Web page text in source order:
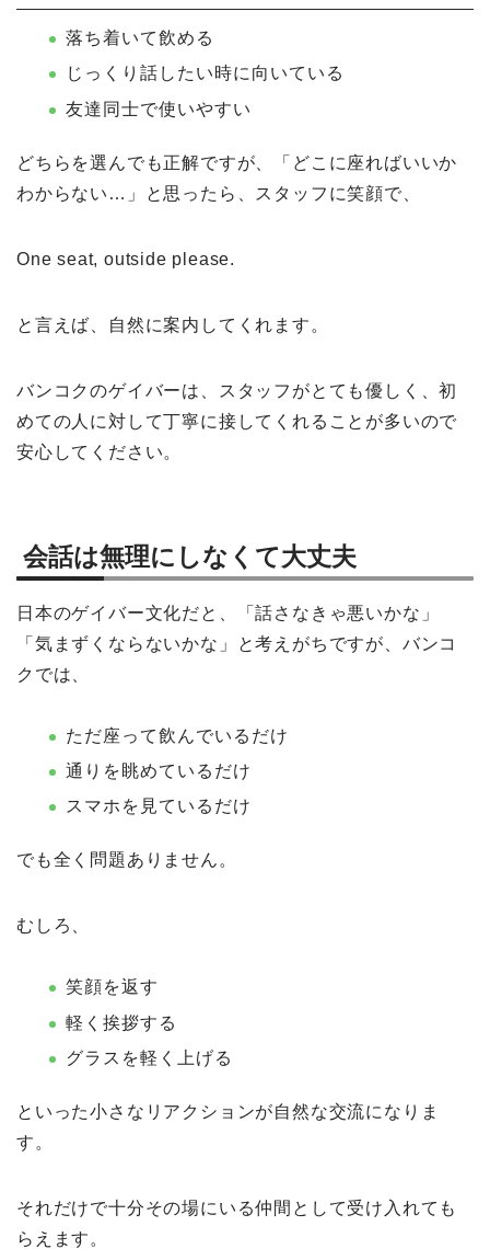
落ち着いて飲める
じっくり話したい時に向いている
友達同士で使いやすい
どちらを選んでも正解ですが、「どこに座ればいいか
わからない…」と思ったら、スタッフに笑顔で、
One seat, outside please.
と言えば、自然に案内してくれます。
バンコクのゲイバーは、スタッフがとても優しく、初
めての人に対して丁寧に接してくれることが多いので
安心してください。
会話は無理にしなくて大丈夫
日本のゲイバー文化だと、「話さなきゃ悪いかな」
「気まずくならないかな」と考えがちですが、バンコ
クでは、
ただ座って飲んでいるだけ
通りを眺めているだけ
スマホを見ているだけ
でも全く問題ありません。
むしろ、
笑顔を返す
軽く挨拶する
グラスを軽く上げる
といった小さなリアクションが自然な交流になりま
す。
それだけで十分その場にいる仲間として受け入れても
らえます。